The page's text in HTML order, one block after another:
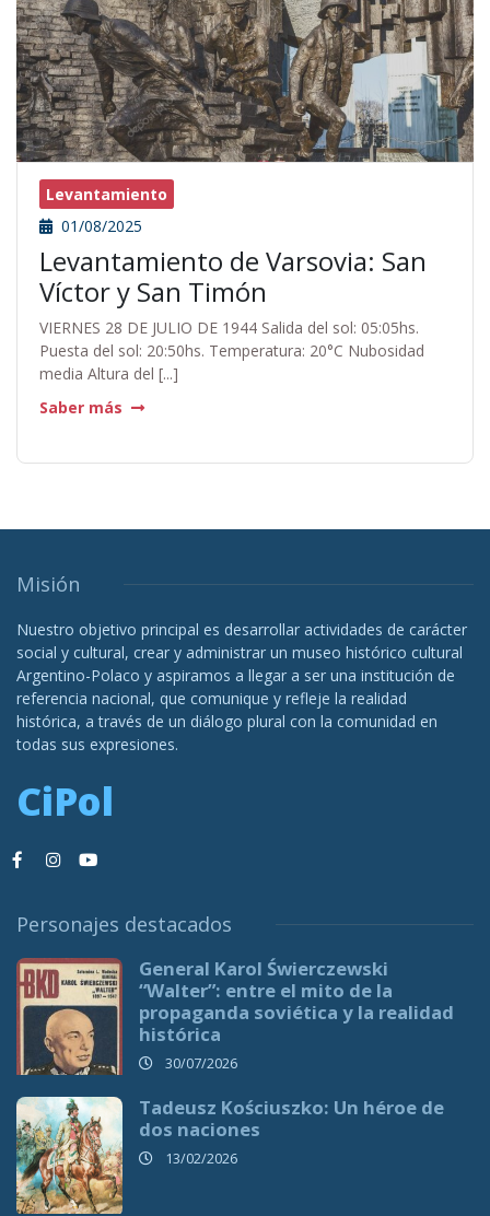
Levantamiento
01/08/2025
Levantamiento de Varsovia: San
Víctor y San Timón
VIERNES 28 DE JULIO DE 1944 Salida del sol: 05:05hs.
Puesta del sol: 20:50hs. Temperatura: 20°C Nubosidad
media Altura del [...]
Saber más
Misión
Nuestro objetivo principal es desarrollar actividades de carácter
social y cultural, crear y administrar un museo histórico cultural
Argentino-Polaco y aspiramos a llegar a ser una institución de
referencia nacional, que comunique y refleje la realidad
histórica, a través de un diálogo plural con la comunidad en
todas sus expresiones.
CiPol
Personajes destacados
General Karol Świerczewski
“Walter”: entre el mito de la
propaganda soviética y la realidad
histórica
30/07/2026
Tadeusz Kościuszko: Un héroe de
dos naciones
13/02/2026